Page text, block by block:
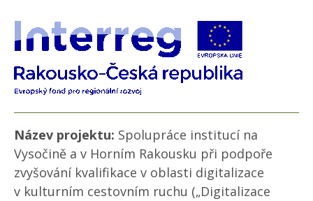
Název projektu: Spolupráce institucí na
Vysočině a v Horním Rakousku při podpoře
zvyšování kvalifikace v oblasti digitalizace
v kulturním cestovním ruchu („Digitalizace